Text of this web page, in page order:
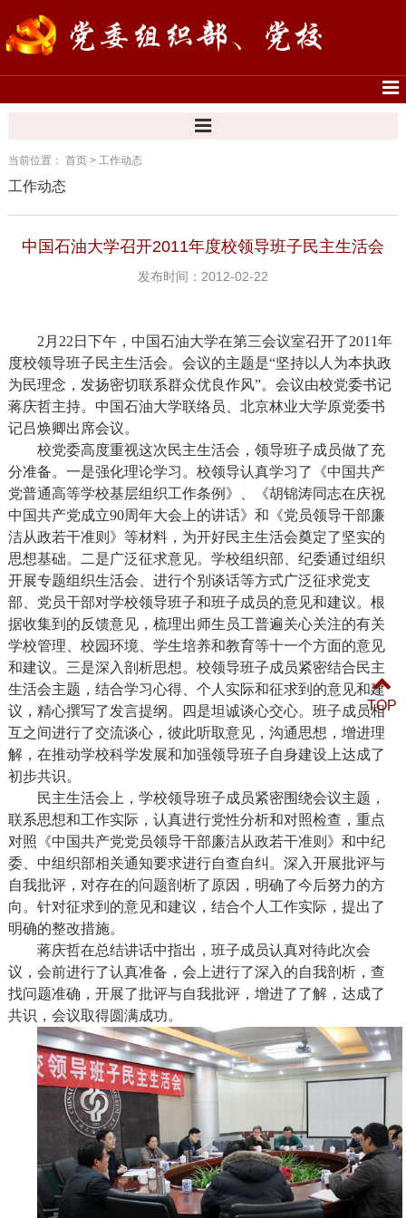
当前位置： 首页> 工作动态
工作动态
中国石油大学召开2011年度校领导班子民主生活会
发布时间：2012-02-22
2 月 22 日下午，中国石油大学在第三会议室召开了2011年
度校领导班子民主生活会。会议的主题是“坚持以人为本执政
为民理念，发扬密切联系群众优良作风”。会议由校党委书记
蒋庆哲主持。中国石油大学联络员、北京林业大学原党委书
记吕焕卿出席会议。
校党委高度重视这次民主生活会，领导班子成员做了充
分准备。一是强化理论学习。校领导认真学习了《中国共产
党普通高等学校基层组织工作条例》、《胡锦涛同志在庆祝
中国共产党成立90周年大会上的讲话》和《党员领导干部廉
洁从政若干准则》等材料，为开好民主生活会奠定了坚实的
思想基础。二是广泛征求意见。学校组织部、纪委通过组织
开展专题组织生活会、进行个别谈话等方式广泛征求党支
部、党员干部对学校领导班子和班子成员的意见和建议。根
据收集到的反馈意见，梳理出师生员工普遍关心关注的有关
学校管理、校园环境、学生培养和教育等十一个方面的意见
和建议。三是深入剖析思想。校领导班子成员紧密结合民主
生活会主题，结合学习心得、个人实际和征求到的意见和建
议，精心撰写了发言提纲。四是坦诚谈心交心。班子成员相
互之间进行了交流谈心，彼此听取意见，沟通思想，增进理
解，在推动学校科学发展和加强领导班子自身建设上达成了
初步共识。
民主生活会上，学校领导班子成员紧密围绕会议主题，
联系思想和工作实际，认真进行党性分析和对照检查，重点
对照《中国共产党党员领导干部廉洁从政若干准则》和中纪
委、中组织部相关通知要求进行自查自纠。深入开展批评与
自我批评，对存在的问题剖析了原因，明确了今后努力的方
向。针对征求到的意见和建议，结合个人工作实际，提出了
明确的整改措施。
蒋庆哲在总结讲话中指出，班子成员认真对待此次会
议，会前进行了认真准备，会上进行了深入的自我剖析，查
找问题准确，开展了批评与自我批评，增进了了解，达成了
共识，会议取得圆满成功。
TOP